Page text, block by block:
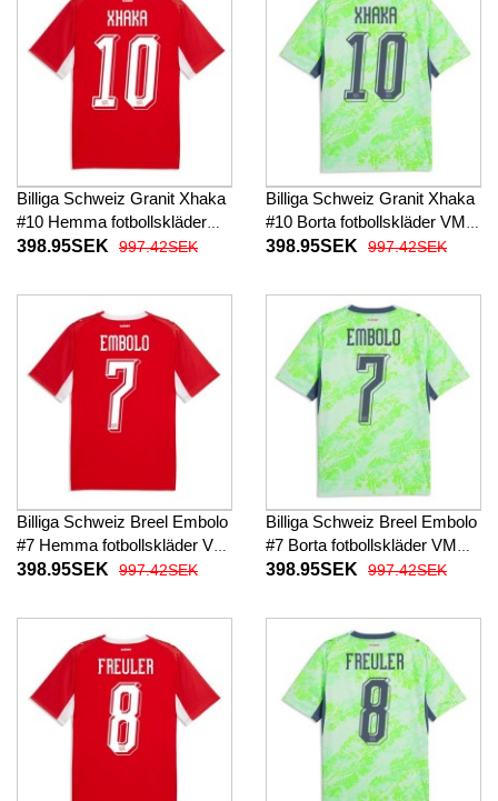
Billiga Schweiz Granit Xhaka
#10 Hemma fotbollskläder
VM 2026 Kortärmad
398.95SEK 997.42SEK
Billiga Schweiz Granit Xhaka
#10 Borta fotbollskläder VM
2026 Kortärmad
398.95SEK 997.42SEK
Billiga Schweiz Breel Embolo
#7 Hemma fotbollskläder VM
2026 Kortärmad
398.95SEK 997.42SEK
Billiga Schweiz Breel Embolo
#7 Borta fotbollskläder VM
2026 Kortärmad
398.95SEK 997.42SEK